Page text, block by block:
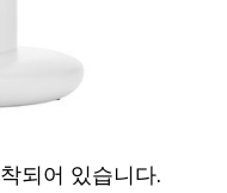
되어 있습니다.